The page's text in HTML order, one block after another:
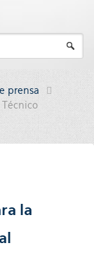
prensa
la